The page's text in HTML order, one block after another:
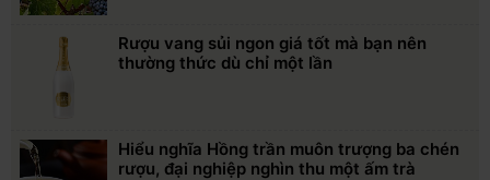
Rượu vang sủi ngon giá tốt mà bạn nên
thường thức dù chỉ một lần
Hiểu nghĩa Hồng trần muôn trượng ba chén
rượu, đại nghiệp nghìn thu một ấm trà